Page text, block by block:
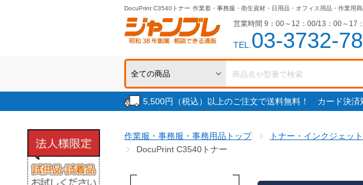
DocuPrint C3540トナー 作業着・事務服・衛生資材・日用品・オフィス用品・作業用
営業時間 9：00～12：00/13：00～17
TEL.03-3732-
5,500円（税込）以上のご注文で送料無料！ カード決済
作業服・事務服・事務用品トップ トナー・インクジェット
DocuPrint C3540トナー